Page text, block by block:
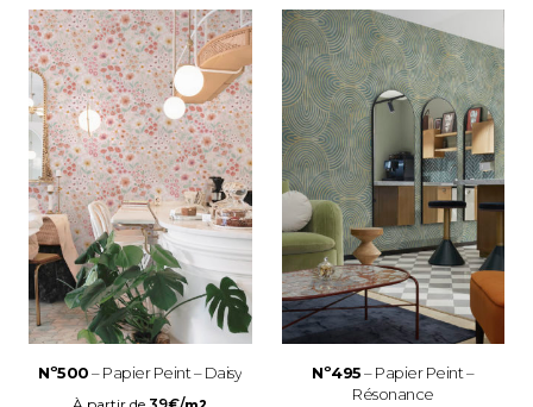
Nº500– Papier Peint – Daisy Nº495– Papier Peint –
Résonance